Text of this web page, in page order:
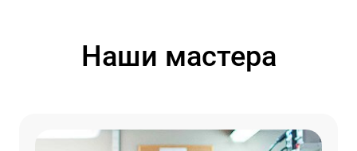
Наши мастера